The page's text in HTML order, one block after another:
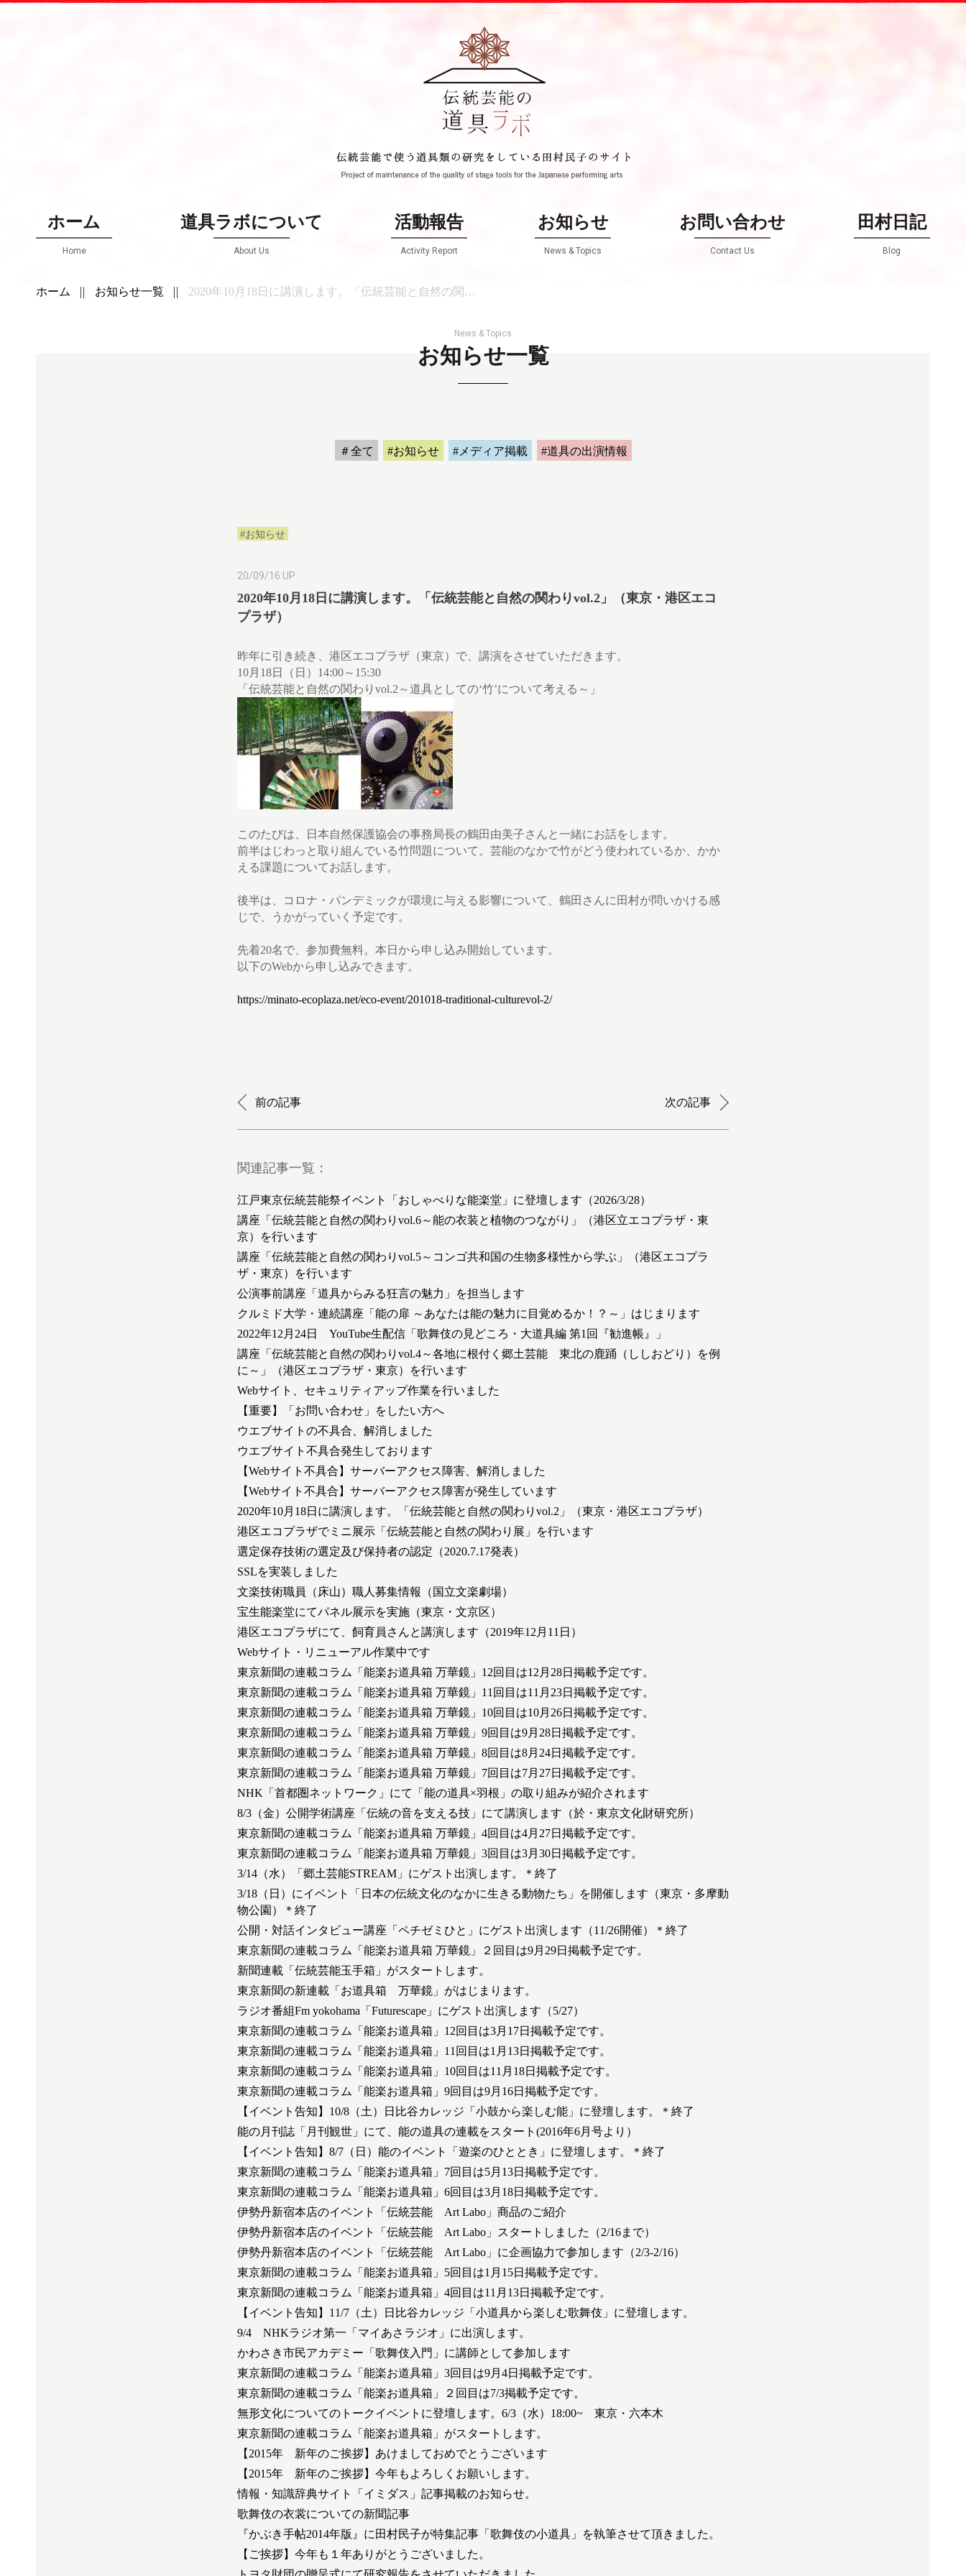
ホーム
Home
道具ラボについて
About Us
活動報告
Activity Report
お知らせ
News & Topics
お問い合わせ
Contact Us
田村日記
Blog
ホーム お知らせ一覧 2020年10月18日に講演します。「伝統芸能と自然の関わりvol.2」（東京・港区エコプラザ）
News & Topics
お知らせ一覧
＃全て #お知らせ #メディア掲載 #道具の出演情報
#お知らせ
20/09/16 UP
2020年10月18日に講演します。「伝統芸能と自然の関わりvol.2」（東京・港区エコ
プラザ）
昨年に引き続き、港区エコプラザ（東京）で、講演をさせていただきます。
10月18日（日）14:00～15:30
「伝統芸能と自然の関わりvol.2～道具としての‘竹’について考える～」
このたびは、日本自然保護協会の事務局長の鶴田由美子さんと一緒にお話をします。
前半はじわっと取り組んでいる竹問題について。芸能のなかで竹がどう使われているか、かか
える課題についてお話します。
後半は、コロナ・パンデミックが環境に与える影響について、鶴田さんに田村が問いかける感
じで、うかがっていく予定です。
先着20名で、参加費無料。本日から申し込み開始しています。
以下のWebから申し込みできます。
https://minato-ecoplaza.net/eco-event/201018-traditional-culturevol-2/
前の記事 次の記事
関連記事一覧：
江戸東京伝統芸能祭イベント「おしゃべりな能楽堂」に登壇します（2026/3/28）
講座「伝統芸能と自然の関わりvol.6～能の衣装と植物のつながり」（港区立エコプラザ・東
京）を行います
講座「伝統芸能と自然の関わりvol.5～コンゴ共和国の生物多様性から学ぶ」（港区エコプラ
ザ・東京）を行います
公演事前講座「道具からみる狂言の魅力」を担当します
クルミド大学・連続講座「能の扉 ～あなたは能の魅力に目覚めるか！？～」はじまります
2022年12月24日 YouTube生配信「歌舞伎の見どころ・大道具編 第1回『勧進帳』」
講座「伝統芸能と自然の関わりvol.4～各地に根付く郷土芸能 東北の鹿踊（ししおどり）を例
に～」（港区エコプラザ・東京）を行います
Webサイト、セキュリティアップ作業を行いました
【重要】「お問い合わせ」をしたい方へ
ウエブサイトの不具合、解消しました
ウエブサイト不具合発生しております
【Webサイト不具合】サーバーアクセス障害、解消しました
【Webサイト不具合】サーバーアクセス障害が発生しています
2020年10月18日に講演します。「伝統芸能と自然の関わりvol.2」（東京・港区エコプラザ）
港区エコプラザでミニ展示「伝統芸能と自然の関わり展」を行います
選定保存技術の選定及び保持者の認定（2020.7.17発表）
SSLを実装しました
文楽技術職員（床山）職人募集情報（国立文楽劇場）
宝生能楽堂にてパネル展示を実施（東京・文京区）
港区エコプラザにて、飼育員さんと講演します（2019年12月11日）
Webサイト・リニューアル作業中です
東京新聞の連載コラム「能楽お道具箱 万華鏡」12回目は12月28日掲載予定です。
東京新聞の連載コラム「能楽お道具箱 万華鏡」11回目は11月23日掲載予定です。
東京新聞の連載コラム「能楽お道具箱 万華鏡」10回目は10月26日掲載予定です。
東京新聞の連載コラム「能楽お道具箱 万華鏡」9回目は9月28日掲載予定です。
東京新聞の連載コラム「能楽お道具箱 万華鏡」8回目は8月24日掲載予定です。
東京新聞の連載コラム「能楽お道具箱 万華鏡」7回目は7月27日掲載予定です。
NHK「首都圏ネットワーク」にて「能の道具×羽根」の取り組みが紹介されます
8/3（金）公開学術講座「伝統の音を支える技」にて講演します（於・東京文化財研究所）
東京新聞の連載コラム「能楽お道具箱 万華鏡」4回目は4月27日掲載予定です。
東京新聞の連載コラム「能楽お道具箱 万華鏡」3回目は3月30日掲載予定です。
3/14（水）「郷土芸能STREAM」にゲスト出演します。＊終了
3/18（日）にイベント「日本の伝統文化のなかに生きる動物たち」を開催します（東京・多摩動
物公園）＊終了
公開・対話インタビュー講座「ペチゼミひと」にゲスト出演します（11/26開催）＊終了
東京新聞の連載コラム「能楽お道具箱 万華鏡」２回目は9月29日掲載予定です。
新聞連載「伝統芸能玉手箱」がスタートします。
東京新聞の新連載「お道具箱 万華鏡」がはじまります。
ラジオ番組Fm yokohama「Futurescape」にゲスト出演します（5/27）
東京新聞の連載コラム「能楽お道具箱」12回目は3月17日掲載予定です。
東京新聞の連載コラム「能楽お道具箱」11回目は1月13日掲載予定です。
東京新聞の連載コラム「能楽お道具箱」10回目は11月18日掲載予定です。
東京新聞の連載コラム「能楽お道具箱」9回目は9月16日掲載予定です。
【イベント告知】10/8（土）日比谷カレッジ「小鼓から楽しむ能」に登壇します。＊終了
能の月刊誌「月刊観世」にて、能の道具の連載をスタート(2016年6月号より）
【イベント告知】8/7（日）能のイベント「遊楽のひととき」に登壇します。＊終了
東京新聞の連載コラム「能楽お道具箱」7回目は5月13日掲載予定です。
東京新聞の連載コラム「能楽お道具箱」6回目は3月18日掲載予定です。
伊勢丹新宿本店のイベント「伝統芸能 Art Labo」商品のご紹介
伊勢丹新宿本店のイベント「伝統芸能 Art Labo」スタートしました（2/16まで）
伊勢丹新宿本店のイベント「伝統芸能 Art Labo」に企画協力で参加します（2/3-2/16）
東京新聞の連載コラム「能楽お道具箱」5回目は1月15日掲載予定です。
東京新聞の連載コラム「能楽お道具箱」4回目は11月13日掲載予定です。
【イベント告知】11/7（土）日比谷カレッジ「小道具から楽しむ歌舞伎」に登壇します。
9/4 NHKラジオ第一「マイあさラジオ」に出演します。
かわさき市民アカデミー「歌舞伎入門」に講師として参加します
東京新聞の連載コラム「能楽お道具箱」3回目は9月4日掲載予定です。
東京新聞の連載コラム「能楽お道具箱」２回目は7/3掲載予定です。
無形文化についてのトークイベントに登壇します。6/3（水）18:00~ 東京・六本木
東京新聞の連載コラム「能楽お道具箱」がスタートします。
【2015年 新年のご挨拶】あけましておめでとうございます
【2015年 新年のご挨拶】今年もよろしくお願いします。
情報・知識辞典サイト「イミダス」記事掲載のお知らせ。
歌舞伎の衣裳についての新聞記事
『かぶき手帖2014年版』に田村民子が特集記事「歌舞伎の小道具」を執筆させて頂きました。
【ご挨拶】今年も１年ありがとうございました。